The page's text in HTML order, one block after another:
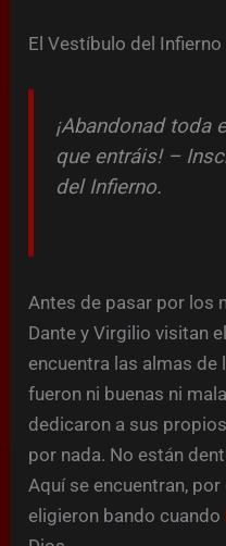
El Vestíbulo del Infierno
¡Abandonad toda
que entráis! –
del Infierno.
Antes de pasar por los
Dante y Virgilio visitan
encuentra las almas de
fueron ni buenas ni
dedicaron a sus
por nada. No están
Aquí se encuentran,
eligieron bando cuando